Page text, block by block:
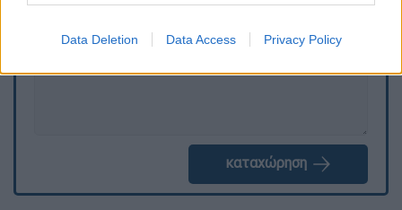
Data Deletion Data Access Privacy Policy
καταχώρηση